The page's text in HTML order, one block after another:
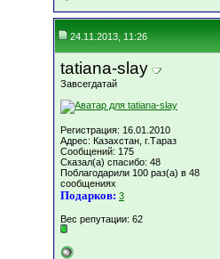
24.11.2013, 11:26
tatiana-slay
Завсегдатай
Регистрация: 16.01.2010
Адрес: Казахстан, г.Тараз
Сообщений: 175
Сказал(а) спасибо: 48
Поблагодарили 100 раз(а) в 48
сообщениях
Подарков: 3
Вес репутации: 62